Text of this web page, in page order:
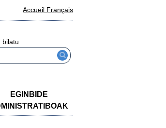
Accueil Français
bilatu
EGINBIDE